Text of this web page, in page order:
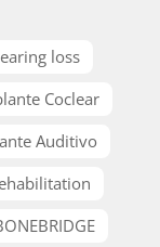
loss
Coclear
Auditivo